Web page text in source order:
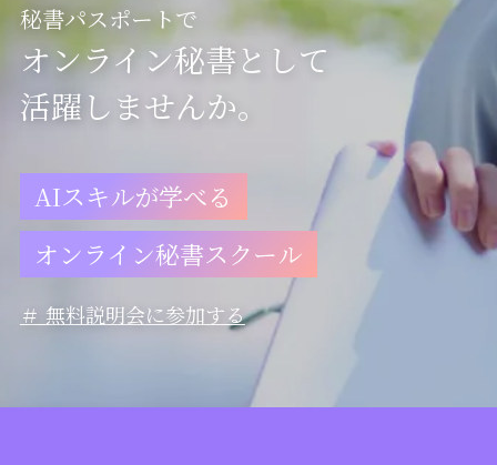
オンライン秘書として
活躍しませんか。
秘書パスポートで
AIスキルが学べる
オンライン秘書スクール
＃ 無料説明会に参加する